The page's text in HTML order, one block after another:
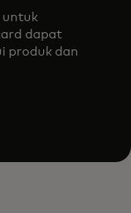
untuk
dapat
produk dan